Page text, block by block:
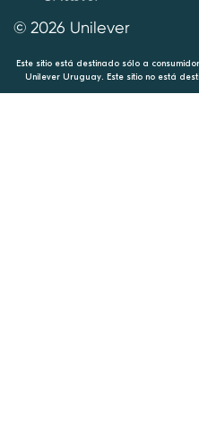
© 2026 Unilever
Este sitio está destinado sólo a
Unilever Uruguay. Este sitio no está